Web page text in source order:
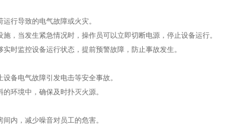
行导致的电气故障或火灾。
当发生紧急情况时，操作员可以立即切断电源，停止设备运行。
监控设备运行状态，提前预警故障，防止事故发生。
备电气故障引发电击等安全事故。
环境中，确保及时扑灭火源。
内，减少噪音对员工的危害。